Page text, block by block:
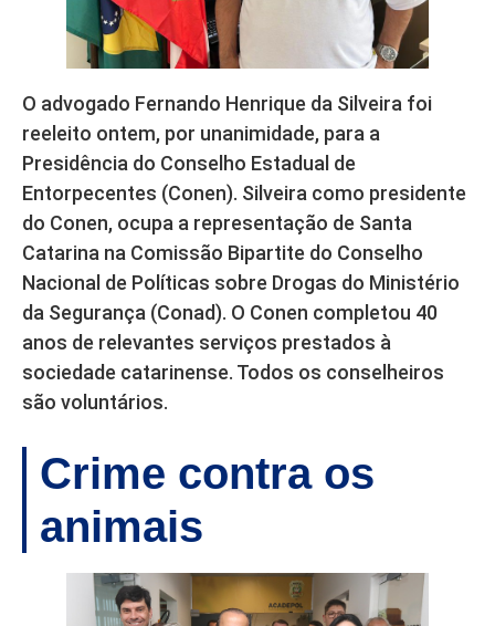
O advogado Fernando Henrique da Silveira foi
reeleito ontem, por unanimidade, para a
Presidência do Conselho Estadual de
Entorpecentes (Conen). Silveira como presidente
do Conen, ocupa a representação de Santa
Catarina na Comissão Bipartite do Conselho
Nacional de Políticas sobre Drogas do Ministério
da Segurança (Conad). O Conen completou 40
anos de relevantes serviços prestados à
sociedade catarinense. Todos os conselheiros
são voluntários.
Crime contra os
animais